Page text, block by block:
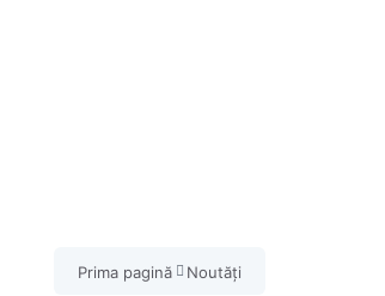
Prima pagină Noutăți